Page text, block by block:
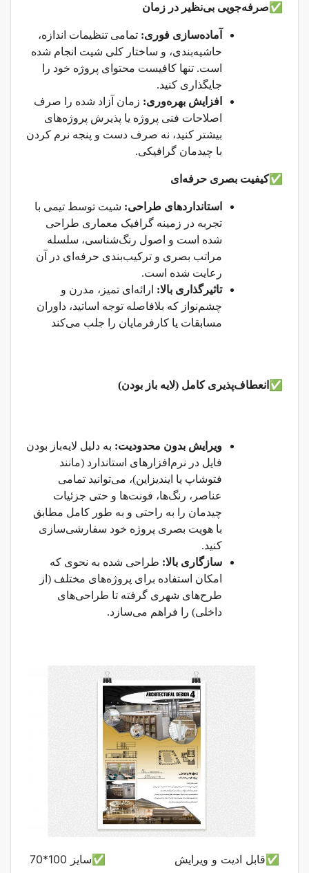
✅صرفه‌جویی بی‌نظیر در زمان
آماده‌سازی فوری: تمامی تنظیمات اندازه،
حاشیه‌بندی، و ساختار کلی شیت انجام شده
است. تنها کافیست محتوای پروژه خود را
جایگذاری کنید.
افزایش بهره‌وری: زمان آزاد شده را صرف
اصلاحات فنی پروژه یا پذیرش پروژه‌های
بیشتر کنید، نه صرف دست و پنجه نرم کردن
با چیدمان گرافیکی.
✅کیفیت بصری حرفه‌ای
استانداردهای طراحی: شیت توسط تیمی با
تجربه در زمینه گرافیک معماری طراحی
شده است و اصول رنگ‌شناسی، سلسله
مراتب بصری و ترکیب‌بندی حرفه‌ای در آن
رعایت شده است.
تاثیرگذاری بالا: ارائه‌ای تمیز، مدرن و
چشم‌نواز که بلافاصله توجه اساتید، داوران
مسابقات یا کارفرمایان را جلب می‌کند
✅ انعطاف‌پذیری کامل (لایه باز بودن)
ویرایش بدون محدودیت: به دلیل لایه‌باز بودن
فایل در نرم‌افزارهای استاندارد (مانند
فتوشاپ یا ایندیزاین)، می‌توانید تمامی
عناصر، رنگ‌ها، فونت‌ها و حتی جزئیات
چیدمان را به راحتی و به طور کامل مطابق
با هویت بصری پروژه خود سفارشی‌سازی
کنید.
سازگاری بالا: طراحی شده به نحوی که
امکان استفاده برای پروژه‌های مختلف (از
طرح‌های شهری گرفته تا طراحی‌های
داخلی) را فراهم می‌سازد.
✅قابل ادیت و ویرایش ✅سایز 100*70